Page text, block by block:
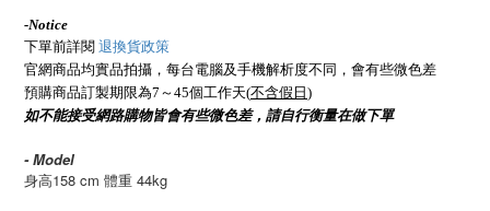
-Notice
下單前詳閱 退換貨政策
官網商品均實品拍攝，每台電腦及手機解析度不同，會有些微色差
預購商品訂製期限為7～45個工作天(不含假日 )
如不能接受網路購物皆會有些微色差，請自行衡量在做下單
- Model
身高158 cm 體重 44kg